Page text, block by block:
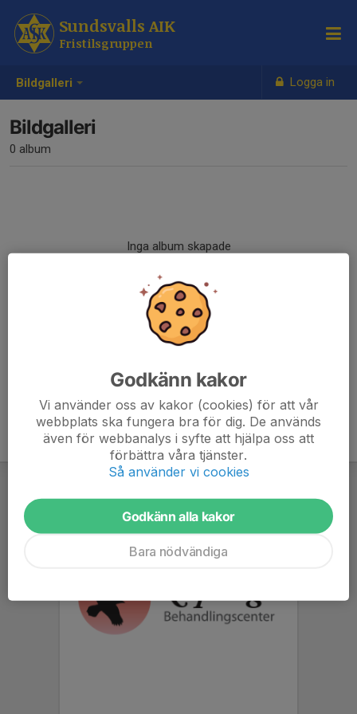
Bildgalleri Logga in
Sundsvalls AIK
Fristilsgruppen
Bildgalleri
0 album
Inga album skapade
Godkänn kakor
Vi använder oss av kakor (cookies) för att vår
webbplats ska fungera bra för dig. De används
även för webbanalys i syfte att hjälpa oss att
förbättra våra tjänster.
Så använder vi cookies
Godkänn alla kakor
Bara nödvändiga